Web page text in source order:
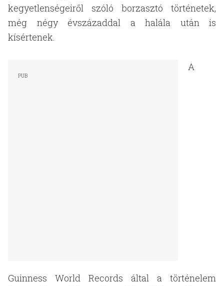
kegyetlenségeiről szóló borzasztó történetek,
még négy évszázaddal a halála után is
kísértenek.
A
Guinness World Records által a történelem